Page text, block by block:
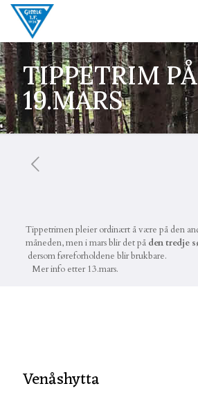
TIPPETRIM
19.MARS
Tippetrimen pleier ordinært å være på den
måneden, men i mars blir det på den tredje
dersom føreforholdene
Mer info etter 13.mars.
Venåshytta